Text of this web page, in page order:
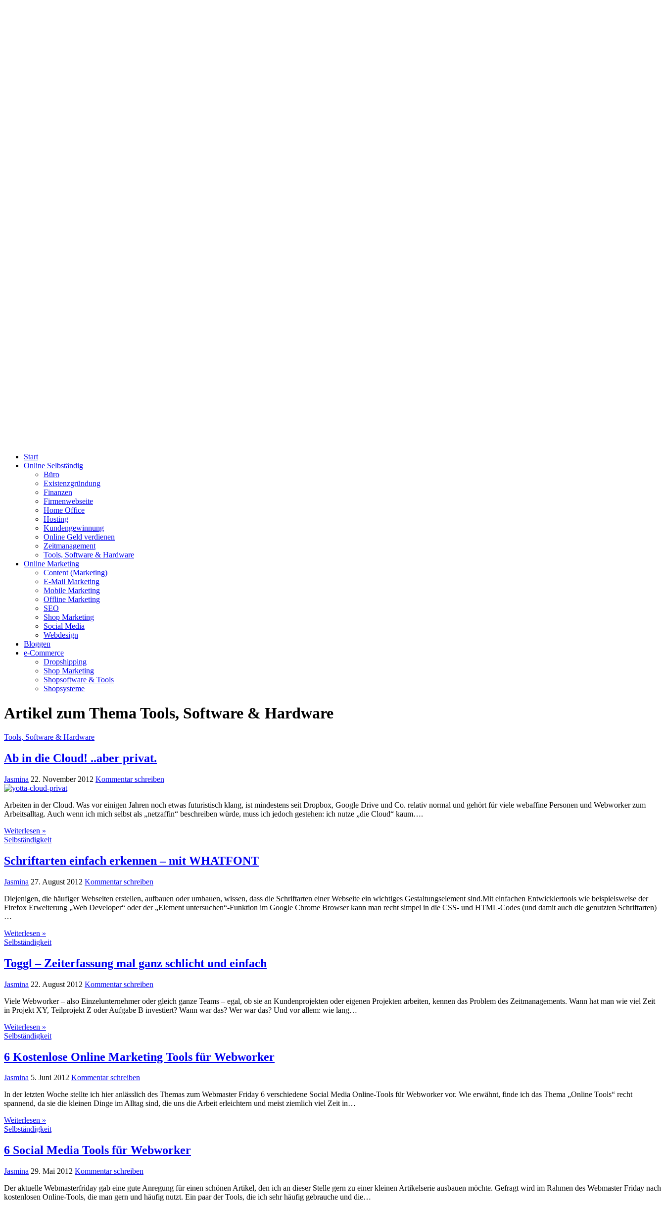
Start
Online Selbständig
Büro
Existenzgründung
Finanzen
Firmenwebseite
Home Office
Hosting
Kundengewinnung
Online Geld verdienen
Zeitmanagement
Tools, Software & Hardware
Online Marketing
Content (Marketing)
E-Mail Marketing
Mobile Marketing
Offline Marketing
SEO
Shop Marketing
Social Media
Webdesign
Bloggen
e-Commerce
Dropshipping
Shop Marketing
Shopsoftware & Tools
Shopsysteme
Artikel zum Thema Tools, Software & Hardware
Tools, Software & Hardware
Ab in die Cloud! ..aber privat.
Jasmina 22. November 2012 Kommentar schreiben
Arbeiten in der Cloud. Was vor einigen Jahren noch etwas futuristisch klang, ist mindestens seit Dropbox, Google Drive und Co. relativ normal und gehört für viele webaffine Personen und Webworker zum
Arbeitsalltag. Auch wenn ich mich selbst als „netzaffin“ beschreiben würde, muss ich jedoch gestehen: ich nutze „die Cloud“ kaum….
Weiterlesen »
Selbständigkeit
Schriftarten einfach erkennen – mit WHATFONT
Jasmina 27. August 2012 Kommentar schreiben
Diejenigen, die häufiger Webseiten erstellen, aufbauen oder umbauen, wissen, dass die Schriftarten einer Webseite ein wichtiges Gestaltungselement sind.Mit einfachen Entwicklertools wie beispielsweise der
Firefox Erweiterung „Web Developer“ oder der „Element untersuchen“-Funktion im Google Chrome Browser kann man recht simpel in die CSS- und HTML-Codes (und damit auch die genutzten Schriftarten)
…
Weiterlesen »
Selbständigkeit
Toggl – Zeiterfassung mal ganz schlicht und einfach
Jasmina 22. August 2012 Kommentar schreiben
Viele Webworker – also Einzelunternehmer oder gleich ganze Teams – egal, ob sie an Kundenprojekten oder eigenen Projekten arbeiten, kennen das Problem des Zeitmanagements. Wann hat man wie viel Zeit
in Projekt XY, Teilprojekt Z oder Aufgabe B investiert? Wann war das? Wer war das? Und vor allem: wie lang…
Weiterlesen »
Selbständigkeit
6 Kostenlose Online Marketing Tools für Webworker
Jasmina 5. Juni 2012 Kommentar schreiben
In der letzten Woche stellte ich hier anlässlich des Themas zum Webmaster Friday 6 verschiedene Social Media Online-Tools für Webworker vor. Wie erwähnt, finde ich das Thema „Online Tools“ recht
spannend, da sie die kleinen Dinge im Alltag sind, die uns die Arbeit erleichtern und meist ziemlich viel Zeit in…
Weiterlesen »
Selbständigkeit
6 Social Media Tools für Webworker
Jasmina 29. Mai 2012 Kommentar schreiben
Der aktuelle Webmasterfriday gab eine gute Anregung für einen schönen Artikel, den ich an dieser Stelle gern zu einer kleinen Artikelserie ausbauen möchte. Gefragt wird im Rahmen des Webmaster Friday nach
kostenlosen Online-Tools, die man gern und häufig nutzt. Ein paar der Tools, die ich sehr häufig gebrauche und die…